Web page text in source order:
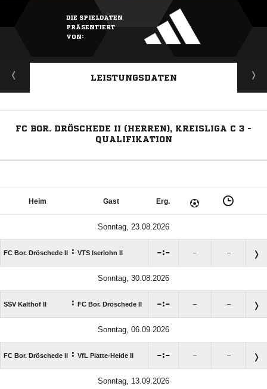
DIE SPIELDATEN
PRÄSENTIERT
VON:
LEISTUNGSDATEN
FC BOR. DRÖSCHEDE II (HERREN), KREISLIGA C 3 -
QUALIFIKATION
Heim Gast Erg.
Sonntag, 23.08.2026
FC Bor. Dröschede II : VTS Iserlohn II : – –
Sonntag, 30.08.2026
SSV Kalthof II : FC Bor. Dröschede II : – –
Sonntag, 06.09.2026
FC Bor. Dröschede II : VfL Platte-Heide II : – –
Sonntag, 13.09.2026